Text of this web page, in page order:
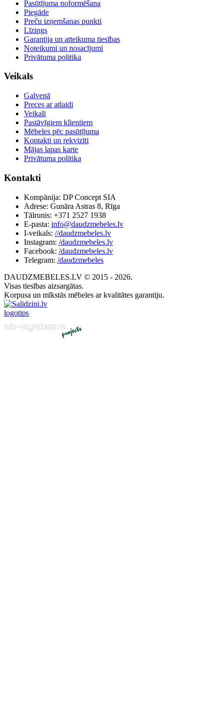
Pasūtījuma noformēšana
Piegāde
Preču izņemšanas punkti
Līzings
Garantija un atteikuma tiesības
Noteikumi un nosacījumi
Privātuma politika
Veikals
Galvenā
Preces ar atlaidi
Veikali
Pastāvīgiem klientiem
Mēbeles pēc pasūtījuma
Kontakti un rekvizīti
Mājas lapas karte
Privātuma politika
Kontakti
Kompānija: DP Concept SIA
Adrese: Gunāra Astras 8, Rīga
Tālrunis: +371 2527 1938
E-pasta: info@daudzmebeles.lv
I-veikals: //daudzmebeles.lv
Instagram: /daudzmebeles.lv
Facebook: /daudzmebeles.lv
Telegram: /daudzmebeles
DAUDZMEBELES.LV © 2015 - 2026.
Visas tiesības aizsargātas.
Korpusa un mīkstās mēbeles ar kvalitātes garantiju.